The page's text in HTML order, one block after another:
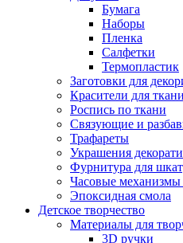
Бумага
Наборы
Пленка
Салфетки
Термопластик
Заготовки для
Красители для ткани
Роспись по ткани
Связующие и
Трафареты
Украшения
Фурнитура для
Часовые механизмы
Эпоксидная смола
Детское творчество
Материалы для
3D ручки